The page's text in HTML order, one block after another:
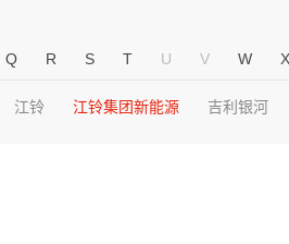
Q R S T U V W X
江铃 江铃集团新能源 吉利银河